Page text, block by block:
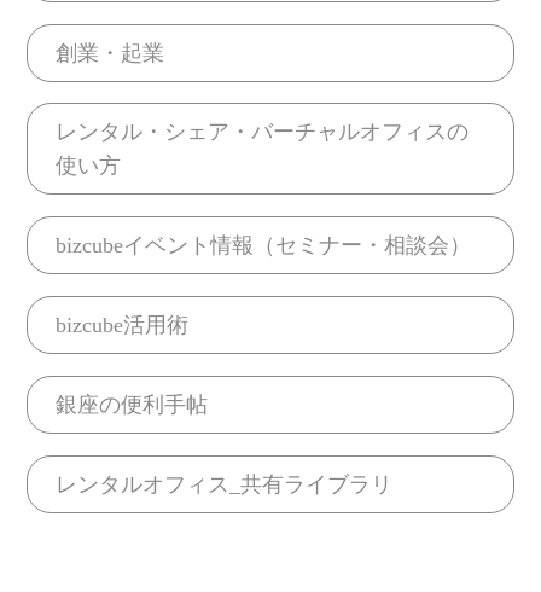
創業・起業
レンタル・シェア・バーチャルオフィスの
使い方
bizcubeイベント情報（セミナー・相談会）
bizcube活用術
銀座の便利手帖
レンタルオフィス_共有ライブラリ